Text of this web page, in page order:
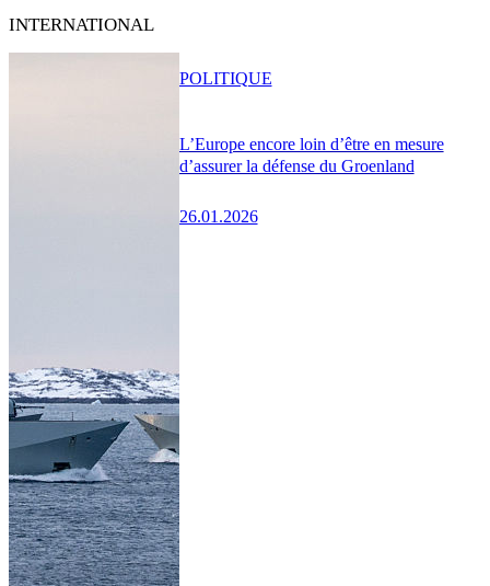
INTERNATIONAL
L’Europe encore loin d’être en mesure
d’assurer la défense du Groenland
26.01.2026
POLITIQUE